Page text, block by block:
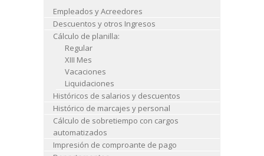
Empleados y Acreedores
Descuentos y otros Ingresos
Cálculo de planilla:
Regular
XIII Mes
Vacaciones
Liquidaciones
Históricos de salarios y descuentos
Histórico de marcajes y personal
Cálculo de sobretiempo con cargos
automatizados
Impresión de comproante de pago